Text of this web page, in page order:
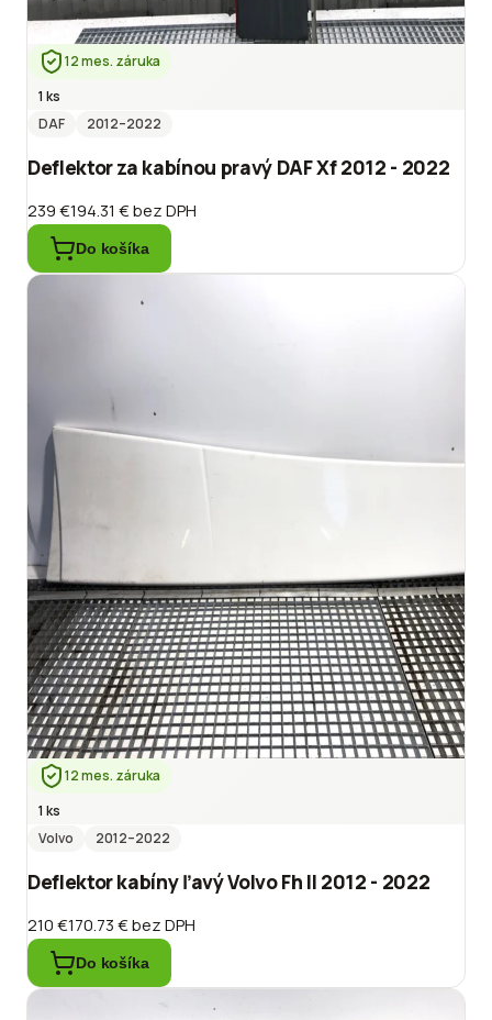
12 mes. záruka
1 ks
DAF
2012–2022
Deflektor za kabínou pravý DAF Xf 2012 - 2022
239 €194.31 €bez DPH
Do košíka
12 mes. záruka
1 ks
Volvo
2012–2022
Deflektor kabíny ľavý Volvo Fh II 2012 - 2022
210 €170.73 €bez DPH
Do košíka